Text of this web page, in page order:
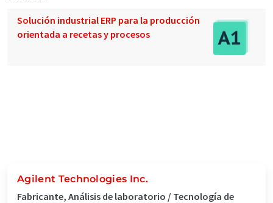
Solución industrial ERP para la producción
orientada a recetas y procesos
Agilent Technologies Inc.
Fabricante, Análisis de laboratorio / Tecnología de